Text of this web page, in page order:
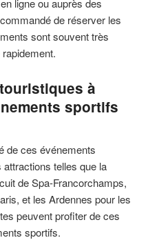
de réserver les
sont souvent très
à
sportifs
de ces événements
telles que la
de Spa-Francorchamps,
et les Ardennes pour les
peuvent profiter de ces
sportifs.